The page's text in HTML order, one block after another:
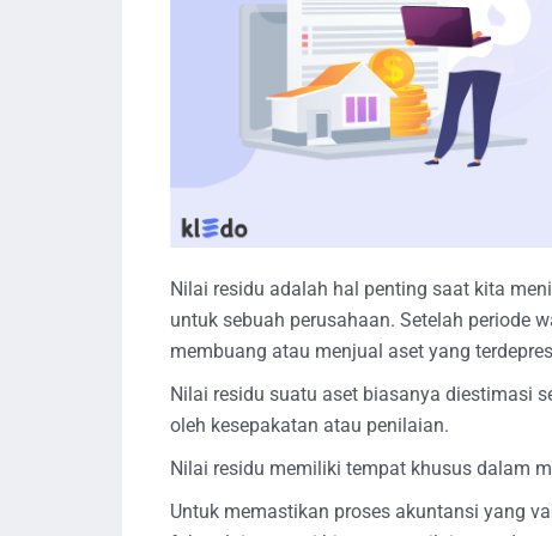
Nilai residu adalah hal penting saat kita
untuk sebuah perusahaan. Setelah periode
membuang atau menjual aset yang
Nilai residu suatu aset biasanya diestimasi
oleh kesepakatan atau penilaian.
Nilai residu memiliki tempat khusus dalam
Untuk memastikan proses akuntansi yang